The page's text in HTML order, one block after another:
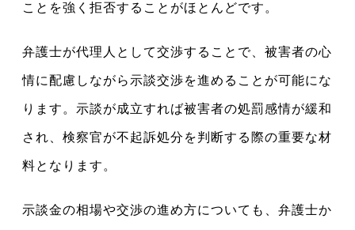
ことを強く拒否することがほとんどです。
弁護士が代理人として交渉することで、被害者の心
情に配慮しながら示談交渉を進めることが可能にな
ります。示談が成立すれば被害者の処罰感情が緩和
され、検察官が不起訴処分を判断する際の重要な材
料となります。
示談金の相場や交渉の進め方についても、弁護士か